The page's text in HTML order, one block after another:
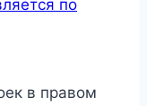
по
в правом